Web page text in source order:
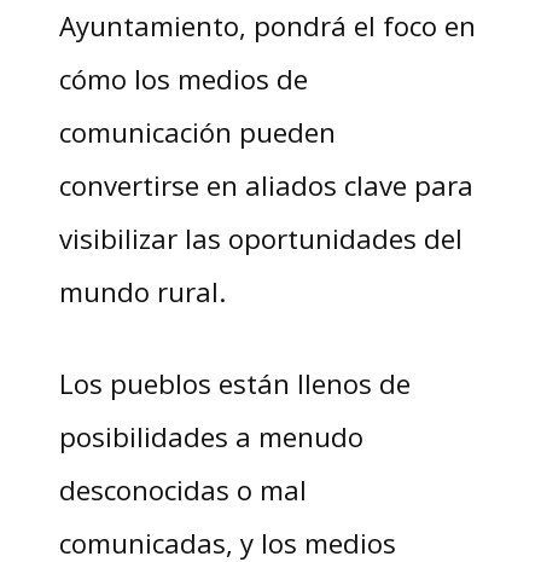
Ayuntamiento, pondrá el foco en
cómo los medios de
comunicación pueden
convertirse en aliados clave para
visibilizar las oportunidades del
mundo rural.
Los pueblos están llenos de
posibilidades a menudo
desconocidas o mal
comunicadas, y los medios